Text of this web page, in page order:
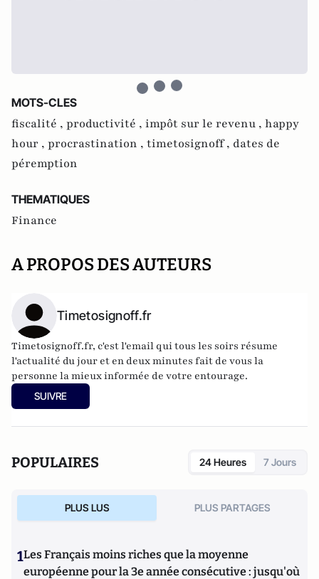
MOTS-CLES
fiscalité , productivité , impôt sur le revenu , happy
hour , procrastination , timetosignoff , dates de
péremption
THEMATIQUES
Finance
A PROPOS DES AUTEURS
Timetosignoff.fr
Timetosignoff.fr, c'est l'email qui tous les soirs résume
l'actualité du jour et en deux minutes fait de vous la
personne la mieux informée de votre entourage.
SUIVRE
POPULAIRES 24 Heures 7 Jours
PLUS LUS PLUS PARTAGES
1Les Français moins riches que la moyenne
européenne pour la 3e année consécutive : jusqu'où